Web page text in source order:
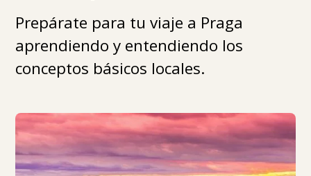
Prepárate para tu viaje a Praga
aprendiendo y entendiendo los
conceptos básicos locales.